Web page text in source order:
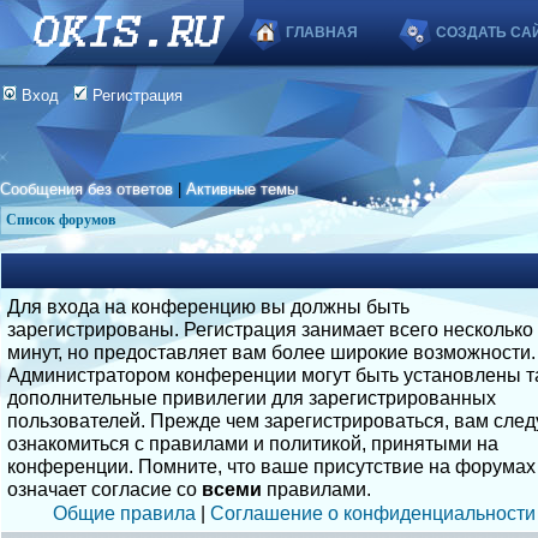
ГЛАВНАЯ СОЗДАТЬ
Вход Регистрация
Сообщения без ответов |Активные темы
Список форумов
Для входа на конференцию вы должны быть
зарегистрированы. Регистрация занимает всего несколько
минут, но предоставляет вам более широкие возможности.
Администратором конференции могут быть установлены
дополнительные привилегии для зарегистрированных
пользователей. Прежде чем зарегистрироваться, вам
ознакомиться с правилами и политикой, принятыми на
конференции. Помните, что ваше присутствие на форумах
означает согласие со всеми правилами.
Общие правила | Соглашение о конфиденциальности